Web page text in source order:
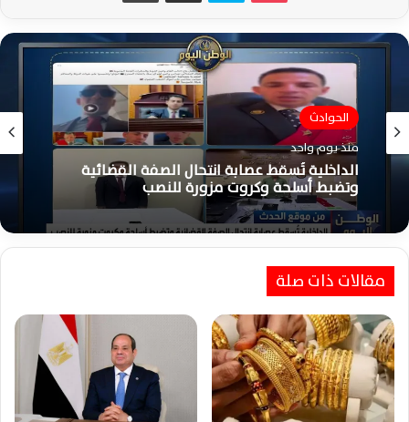
الحوادث
منذ يوم واحد
الداخلية تُسقط عصابة انتحال الصفة القضائية
وتضبط أسلحة وكروت مزورة للنصب
مقالات ذات صلة